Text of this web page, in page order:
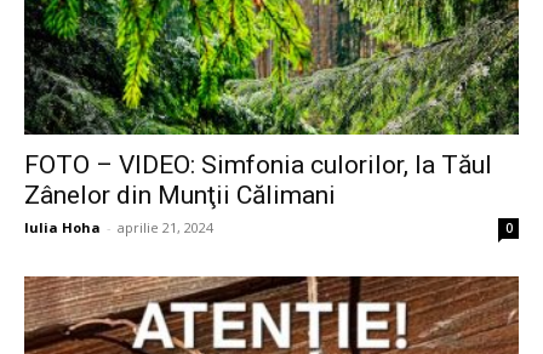
FOTO – VIDEO: Simfonia culorilor, la Tăul
Zânelor din Munţii Călimani
Iulia Hoha - aprilie 21, 2024 0